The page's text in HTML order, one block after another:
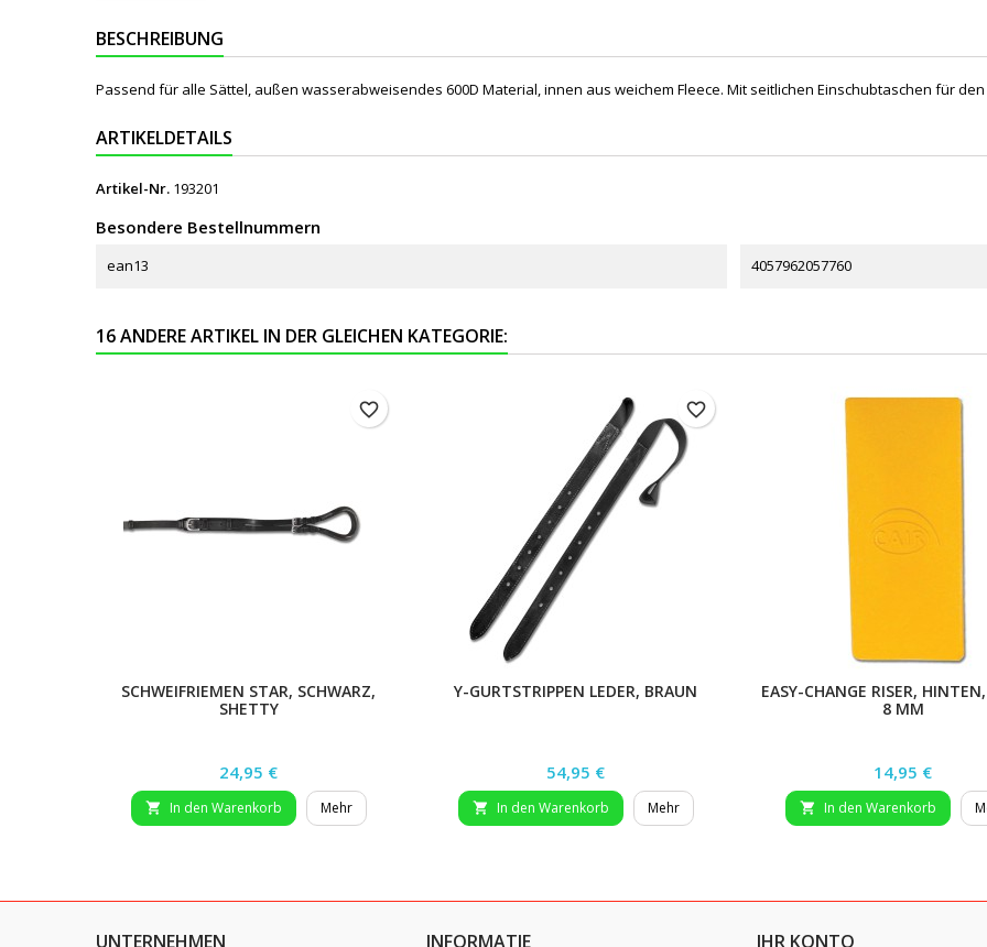
BESCHREIBUNG
Passend für alle Sättel, außen wasserabweisendes 600D Material, innen aus weichem Fleece. Mit seitlichen Einschubtaschen für
ARTIKELDETAILS
Artikel-Nr. 193201
Besondere Bestellnummern
ean13 4057962057760
16 ANDERE ARTIKEL IN DER GLEICHEN KATEGORIE:
SCHWEIFRIEMEN STAR, SCHWARZ,
SHETTY
Preis
24,95 €
 In den Warenkorb Mehr
favorite_border
Y-GURTSTRIPPEN LEDER, BRAUN
Preis
54,95 €
 In den Warenkorb Mehr
favorite_border
EASY-CHANGE RISER,
8 MM
Preis
14,95 €
 In den Warenkorb
UNTERNEHMEN INFORMATIE IHR KONTO